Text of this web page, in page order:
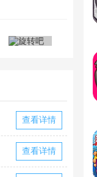
查看详情
查看详情